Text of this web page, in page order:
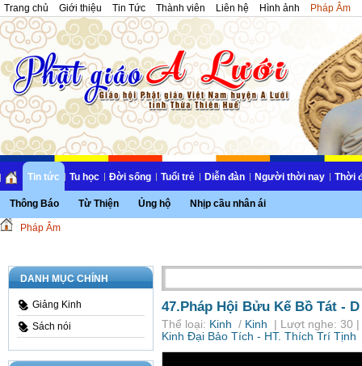
Trang chủ Giới thiệu Tin Tức Thành viên Liên hệ Hình ảnh Pháp Âm
Tin tức
Thông Báo Từ Thiện Ủng hộ Nhịp cầu nhân ái
Tu học Đời sống Tuổi trẻ Diễn đàn Người thời nay Thời
Pháp Âm
DANH MỤC CHÍNH
Giảng Kinh
Sách nói
47.Pháp Hội Bửu Kế Bồ Tát -
Thể loại: Kinh / Kinh
| Lượt nghe: 30
Kinh Đại Bảo Tích - HT. Thích Trí Tịnh